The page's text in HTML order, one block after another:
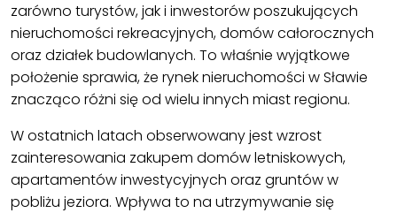
zarówno turystów, jak i inwestorów poszukujących
nieruchomości rekreacyjnych, domów całorocznych
oraz działek budowlanych. To właśnie wyjątkowe
położenie sprawia, że rynek nieruchomości w Sławie
znacząco różni się od wielu innych miast regionu.
W ostatnich latach obserwowany jest wzrost
zainteresowania zakupem domów letniskowych,
apartamentów inwestycyjnych oraz gruntów w
pobliżu jeziora. Wpływa to na utrzymywanie się